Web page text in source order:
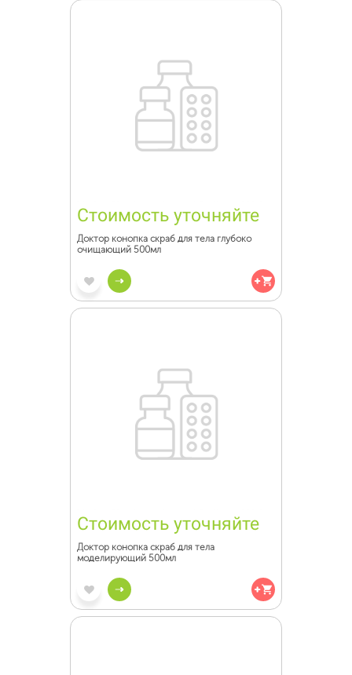
Стоимость уточняйте
Доктор конопка скраб для тела глубоко
очищающий 500мл
Стоимость уточняйте
Доктор конопка скраб для тела
моделирующий 500мл